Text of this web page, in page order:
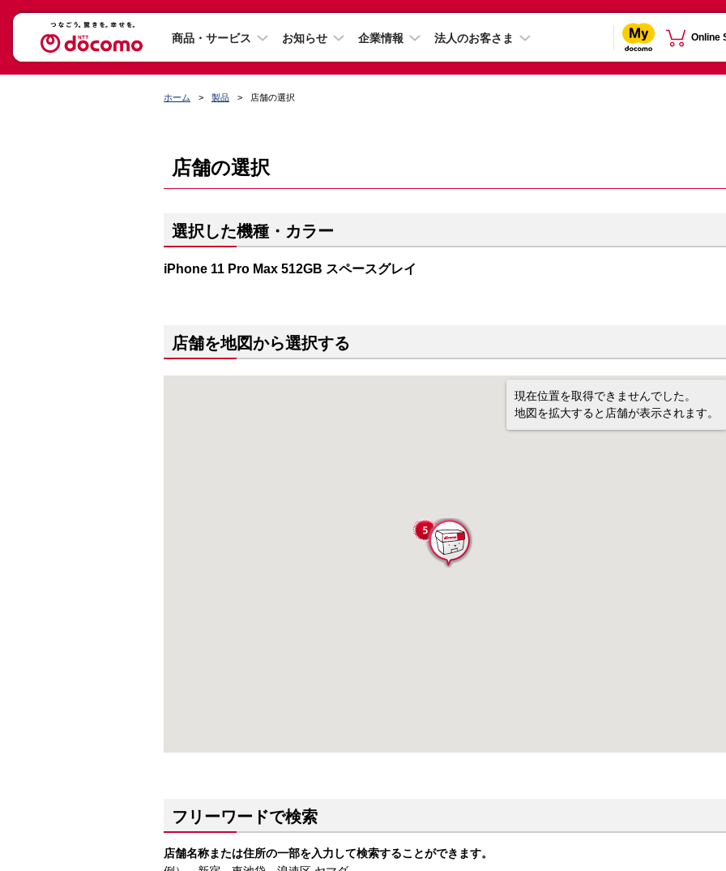
商品・サービス お知らせ 企業情報 法人のお客さま Online
ホーム 製品 店舗の選択
店舗の選択
選択した機種・カラー
iPhone 11 Pro Max 512GB スペースグレイ
店舗を地図から選択する
現在位置を取得できませんでした。
地図を拡大すると店舗が表示されます。
フリーワードで検索
店舗名称または住所の一部を入力して検索することができます。